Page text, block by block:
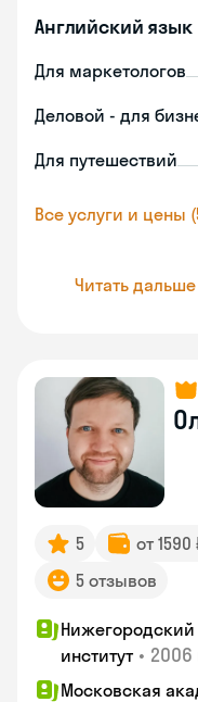
Английский язык
Для маркетологов
Деловой - для
Для путешествий
Все услуги и цены
Читать дальше
5 от
5 отзывов
институт • 2006
Московская